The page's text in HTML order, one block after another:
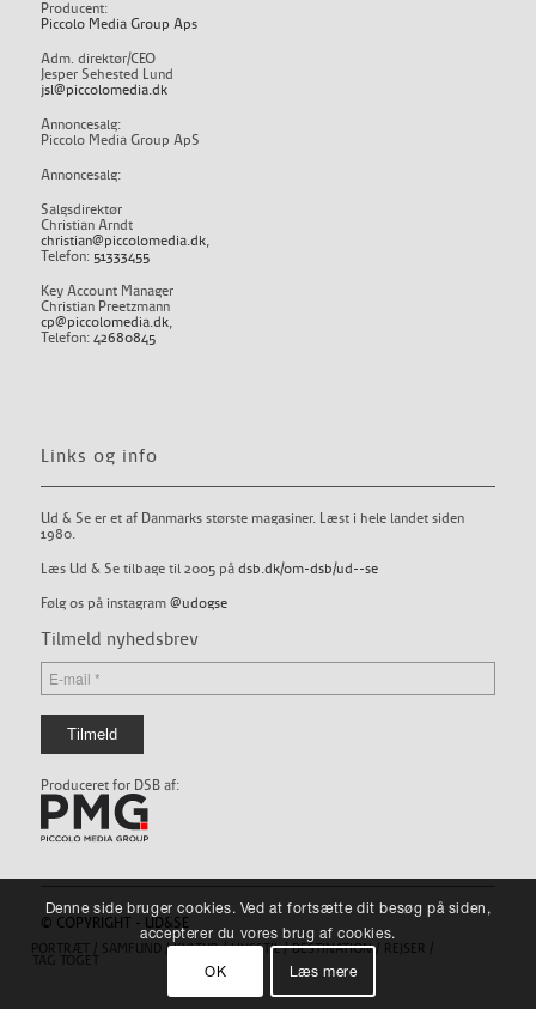
Producent:
Piccolo Media Group Aps
Adm. direktør/CEO
Jesper Sehested Lund
jsl@piccolomedia.dk
Annoncesalg:
Piccolo Media Group ApS
Annoncesalg:
Salgsdirektør
Christian Arndt
christian@piccolomedia.dk,
Telefon: 51333455
Key Account Manager
Christian Preetzmann
cp@piccolomedia.dk,
Telefon: 42680845
Links og info
Ud & Se er et af Danmarks største magasiner. Læst i hele landet siden
1980.
Læs Ud & Se tilbage til 2005 på dsb.dk/om-dsb/ud--se
Følg os på instagram @udogse
Tilmeld nyhedsbrev
Produceret for DSB af:
© COPYRIGHT - UD&SE
PORTRÆT
SAMFUND KULTUR LIVSSTIL DESTINATION REJSER
TAG TOGET
Denne side bruger cookies. Ved at fortsætte dit besøg på siden,
accepterer du vores brug af cookies.
OK Læs mere